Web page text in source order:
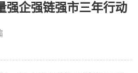
强企强链强市三年行动